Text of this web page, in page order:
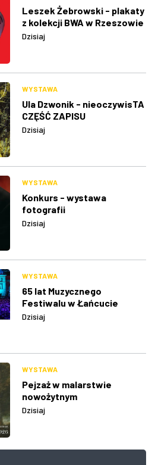
Leszek Żebrowski - plakaty
z kolekcji BWA w Rzeszowie
Dzisiaj
WYSTAWA
Ula Dzwonik - nieoczywisTA
CZĘŚĆ ZAPISU
Dzisiaj
WYSTAWA
Konkurs - wystawa
fotografii
Dzisiaj
WYSTAWA
65 lat Muzycznego
Festiwalu w Łańcucie
Dzisiaj
WYSTAWA
Pejzaż w malarstwie
nowożytnym
Dzisiaj